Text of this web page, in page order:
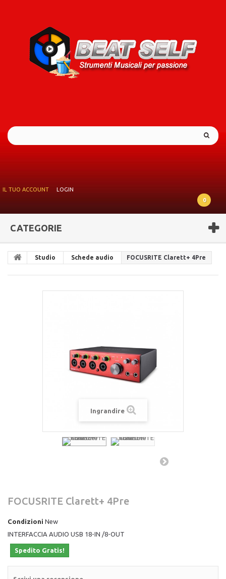
IL TUO ACCOUNT
LOGIN
0
CATEGORIE
Studio Schede audio FOCUSRITE Clarett+ 4Pre
Ingrandire
FOCUSRITE Clarett+ 4Pre
Condizioni New
INTERFACCIA AUDIO USB 18-IN /8-OUT
Spedito Gratis!